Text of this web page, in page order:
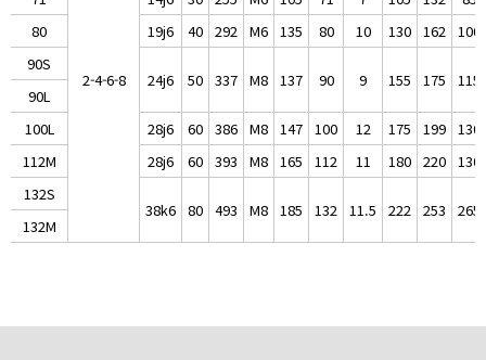
2-4-6-8
80
19j6 40 292 M6 135 80 10 130 162 100
90S
24j6 50 337 M8 137 90 9 155 175 115
90L
100L
28j6 60 386 M8 147 100 12 175 199 130
112M
28j6 60 393 M8 165 112 11 180 220 130
132S
38k6 80 493 M8 185 132 11.5 222 253 265
132M